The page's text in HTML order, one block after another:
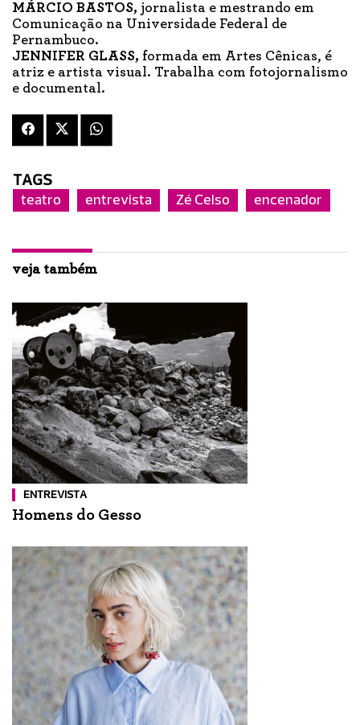
MÁRCIO BASTOS, jornalista e mestrando em
Comunicação na Universidade Federal de
Pernambuco.
JENNIFER GLASS, formada em Artes Cênicas, é
atriz e artista visual. Trabalha com fotojornalismo
e documental.
TAGS
teatro entrevista Zé Celso encenador
veja também
ENTREVISTA
Homens do Gesso